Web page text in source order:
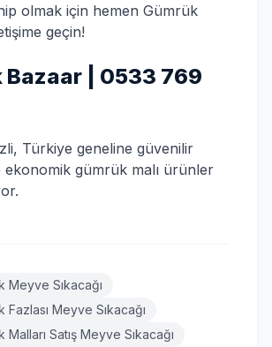
olmak için hemen Gümrük
geçin!
Bazaar | 0533 769
Türkiye geneline güvenilir
ekonomik gümrük malı ürünler
Meyve Sıkacağı
Fazlası Meyve Sıkacağı
Malları Satış Meyve Sıkacağı